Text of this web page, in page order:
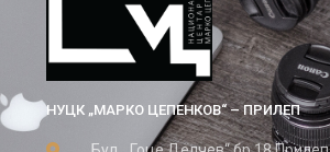
НУЦК „МАРКО ЦЕПЕНКОВ“ – ПРИЛЕП